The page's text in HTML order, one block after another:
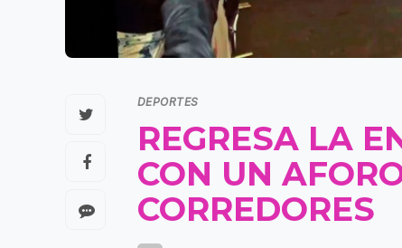
DEPORTES
REGRESA LA
CON UN
CORREDORES